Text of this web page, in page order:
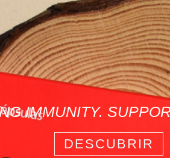
IMMUNITY.
DESCUBRIR